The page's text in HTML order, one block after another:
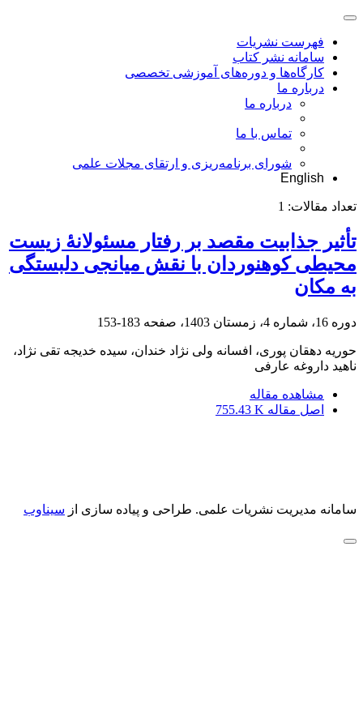
فهرست نشریات
سامانه نشر کتاب
کارگاه‌ها و دوره‌های آموزشی تخصصی
درباره ما
درباره ما
تماس با ما
شورای برنامه‌ریزی و ارتقای مجلات علمی
English
تعداد مقالات: 1
تأثیر جذابیت مقصد بر رفتار مسئولانۀ زیست
محیطی کوهنوردان با نقش میانجی دلبستگی
به مکان
دوره 16، شماره 4، زمستان 1403، صفحه 183-153
حوریه دهقان پوری، افسانه ولی نژاد خندان، سیده خدیجه تقی نژاد،
ناهید داروغه عارفی
مشاهده مقاله
اصل مقاله 755.43 K
سامانه مدیریت نشریات علمی. طراحی و پیاده سازی از سیناوب